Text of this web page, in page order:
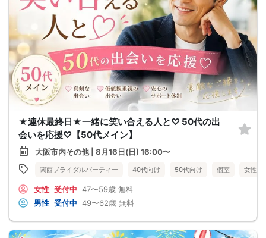
★連休最終日★一緒に笑い合える人と♡ 50代の出
会いを応援♡【50代メイン】
大阪市内その他 | 8月16日(日) 16:00〜
関西ブライダルパーティー 40代向け 50代向け 個室 女性無
女性 受付中 47〜59歳 無料
男性 受付中 49〜62歳 無料